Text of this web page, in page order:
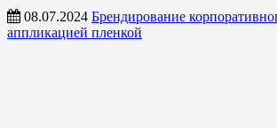
08.07.2024 Брендирование
аппликацией пленкой